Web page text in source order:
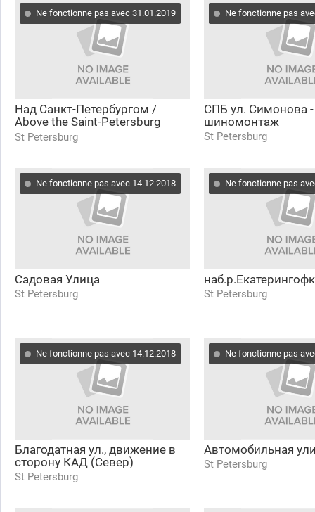
Ne fonctionne pas avec 31.01.2019
Над Санкт-Петербургом /
Above the Saint-Petersburg
(Lakhta 360)
St Petersburg
Ne fonctionne pas
СПБ ул. Симонова -
шиномонтаж
St Petersburg
Ne fonctionne pas avec 14.12.2018
Садовая Улица
St Petersburg
Ne fonctionne pas
St Petersburg
Ne fonctionne pas avec 14.12.2018
Благодатная ул., движение в
сторону КАД (Север)
St Petersburg
Ne fonctionne pas
Автомобильная
St Petersburg